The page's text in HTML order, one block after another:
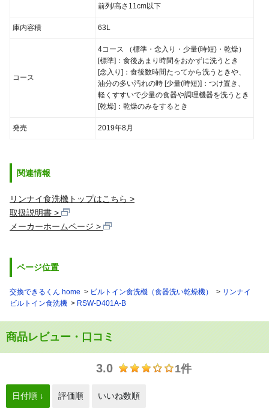
前列/高さ11cm以下
庫内容積 63L
コース
4コース （標準・念入り・少量(時短)・乾燥）
[標準]：食後あまり時間をおかずに洗うとき
[念入り]：食後数時間たってから洗うときや、
油分の多い汚れの時 [少量(時短)]：つけ置き、
軽くすすいで少量の食器や調理機器を洗うとき
[乾燥]：乾燥のみをするとき
発売 2019年8月
関連情報
リンナイ食洗機トップはこちら
取扱説明書
メーカーホームページ
ページ位置
交換できるくん home ビルトイン食洗機（食器洗い乾燥機）
リンナイ
ビルトイン食洗機
RSW-D401A-B
商品レビュー・口コミ
3.0 1件
日付順 ↓ 評価順 いいね数順